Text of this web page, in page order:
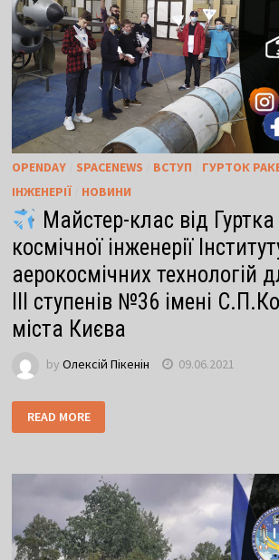
OPENDAY/ SPACENEWS ВСТУП
ГУРТОК
ІНЖЕНЕРІЇ/ НОВИНИ
Майстер-клас від
космічної інженерії
аерокосмічних технологій
ІІІ ступенів №36 імені
міста Києва
by Олексій Пікенін 09.06.2021
READ MORE